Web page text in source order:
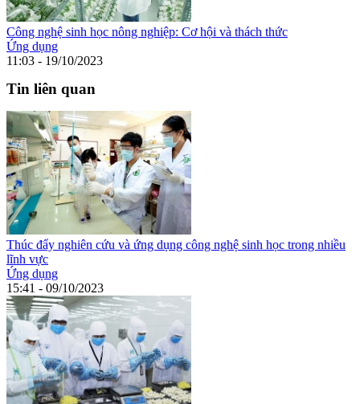
Công nghệ sinh học nông nghiệp: Cơ hội và thách thức
Ứng dụng
11:03 - 19/10/2023
Tin liên quan
Thúc đẩy nghiên cứu và ứng dụng công nghệ sinh học trong nhiều
lĩnh vực
Ứng dụng
15:41 - 09/10/2023